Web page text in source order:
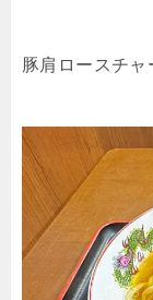
豚肩ロースチャ